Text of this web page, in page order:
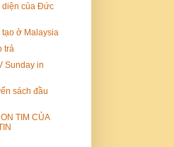
diện của Đức
ở Malaysia
trả
Sunday in
sách đầu
TIM CỦA